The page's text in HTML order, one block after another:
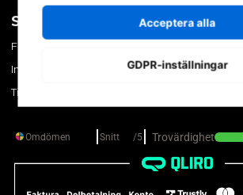
SOCIALA MEDIER
Facebook
Instagram
TikTok
MITT
Acceptera alla
GDPR-inställningar